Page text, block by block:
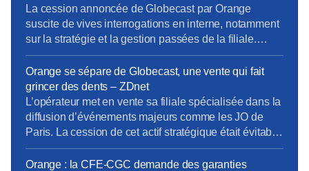
entré en négociations exclusives pour la vente de
Globecast, sa filiale distribuant […]
Univers Freebox
La cession annoncée de Globecast par Orange
suscite de vives interrogations en interne, notamment
sur la stratégie et la gestion passées de la filiale.
[…]Selon la CFE-CGC, les difficultés actuelles
seraient liées à des plans stratégiques non réalisés
depuis plusieurs années, à des projections
financières jugées trop optimistes et à un manque
d’investissements nécessaires pour […]
Orange se sépare de Globecast, une vente qui fait
grincer des dents – ZDnet
L’opérateur met en vente sa filiale spécialisée dans la
diffusion d’événements majeurs comme les JO de
Paris. La cession de cet actif stratégique était évitable
selon la CFE-CGC et pourrait faire tiquer Bercy. […]
La CFE-CGC y voit « un gâchis économique face à
Orange : la CFE-CGC demande des garanties